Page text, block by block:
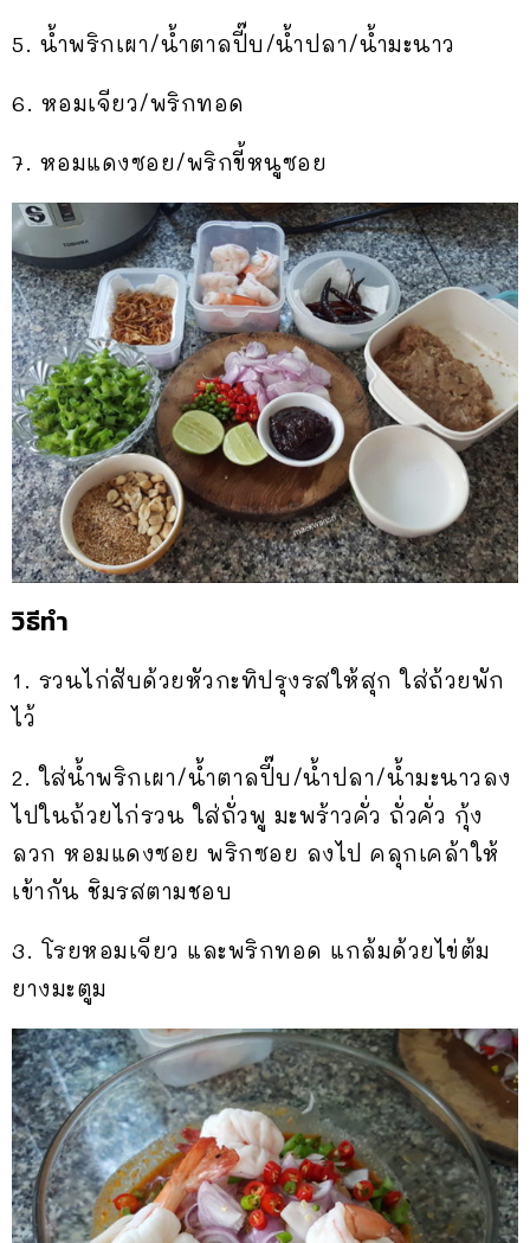
5. น้ำพริกเผา/น้ำตาลปี๊บ/น้ำปลา/น้ำมะนาว
6. หอมเจียว/พริกทอด
7. หอมแดงซอย/พริกขี้หนูซอย
วิธีทำ
1. รวนไก่สับด้วยหัวกะทิปรุงรสให้สุก ใส่ถ้วยพัก
ไว้
2. ใส่น้ำพริกเผา/น้ำตาลปี๊บ/น้ำปลา/น้ำมะนาวลง
ไปในถ้วยไก่รวน ใส่ถั่วพู มะพร้าวคั่ว ถั่วคั่ว กุ้ง
ลวก หอมแดงซอย พริกซอย ลงไป คลุกเคล้าให้
เข้ากัน ชิมรสตามชอบ
3. โรยหอมเจียว และพริกทอด แกล้มด้วยไข่ต้ม
ยางมะตูม